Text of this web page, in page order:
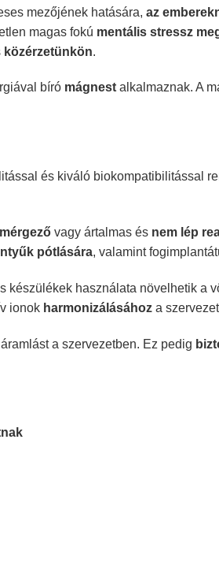
mezőjének hatására, az
magas fokú mentális stressz
közérzetünkön.
bíró mágnest alkalmaznak. A
és kiváló biokompatibilitással
vagy ártalmas és nem lép
pótlására, valamint
használata növelhetik a
ionok harmonizálásához a
a szervezetben. Ez pedig